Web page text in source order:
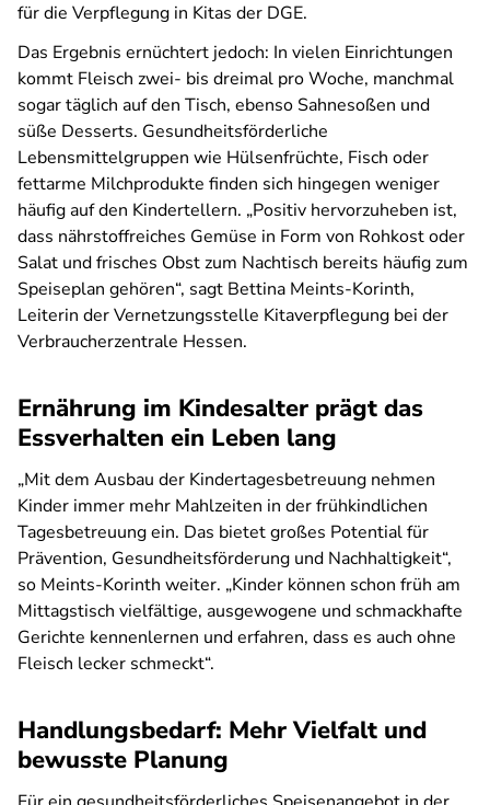
für die Verpflegung in Kitas der DGE.
Das Ergebnis ernüchtert jedoch: In vielen Einrichtungen
kommt Fleisch zwei- bis dreimal pro Woche, manchmal
sogar täglich auf den Tisch, ebenso Sahnesoßen und
süße Desserts. Gesundheitsförderliche
Lebensmittelgruppen wie Hülsenfrüchte, Fisch oder
fettarme Milchprodukte finden sich hingegen weniger
häufig auf den Kindertellern. „Positiv hervorzuheben ist,
dass nährstoffreiches Gemüse in Form von Rohkost oder
Salat und frisches Obst zum Nachtisch bereits häufig zum
Speiseplan gehören“, sagt Bettina Meints-Korinth,
Leiterin der Vernetzungsstelle Kitaverpflegung bei der
Verbraucherzentrale Hessen.
Ernährung im Kindesalter prägt das
Essverhalten ein Leben lang
„Mit dem Ausbau der Kindertagesbetreuung nehmen
Kinder immer mehr Mahlzeiten in der frühkindlichen
Tagesbetreuung ein. Das bietet großes Potential für
Prävention, Gesundheitsförderung und Nachhaltigkeit“,
so Meints-Korinth weiter. „Kinder können schon früh am
Mittagstisch vielfältige, ausgewogene und schmackhafte
Gerichte kennenlernen und erfahren, dass es auch ohne
Fleisch lecker schmeckt“.
Handlungsbedarf: Mehr Vielfalt und
bewusste Planung